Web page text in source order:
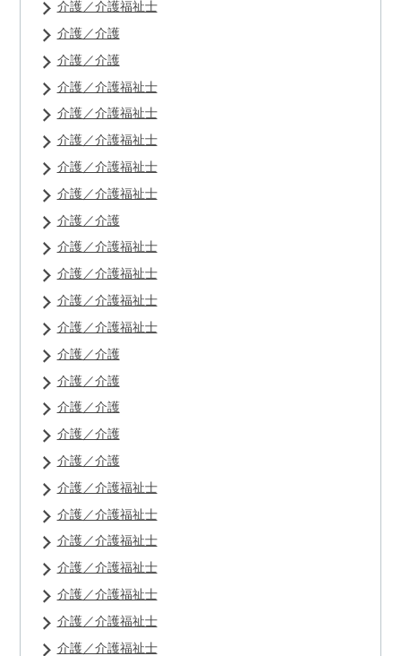
介護／介護福祉士
介護／介護
介護／介護
介護／介護福祉士
介護／介護福祉士
介護／介護福祉士
介護／介護福祉士
介護／介護福祉士
介護／介護
介護／介護福祉士
介護／介護福祉士
介護／介護福祉士
介護／介護福祉士
介護／介護
介護／介護
介護／介護
介護／介護
介護／介護
介護／介護福祉士
介護／介護福祉士
介護／介護福祉士
介護／介護福祉士
介護／介護福祉士
介護／介護福祉士
介護／介護福祉士